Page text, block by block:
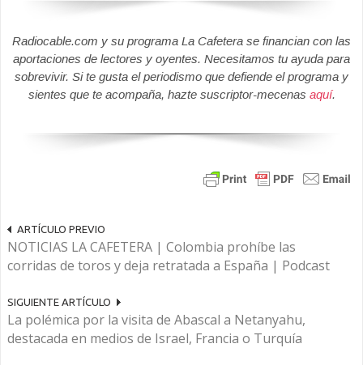
Radiocable.com y su programa La Cafetera se financian con las
aportaciones de lectores y oyentes. Necesitamos tu ayuda para
sobrevivir. Si te gusta el periodismo que defiende el programa y
sientes que te acompaña, hazte suscriptor-mecenas aquí.
ARTÍCULO PREVIO
NOTICIAS LA CAFETERA | Colombia prohíbe las
corridas de toros y deja retratada a España | Podcast
SIGUIENTE ARTÍCULO
La polémica por la visita de Abascal a Netanyahu,
destacada en medios de Israel, Francia o Turquía